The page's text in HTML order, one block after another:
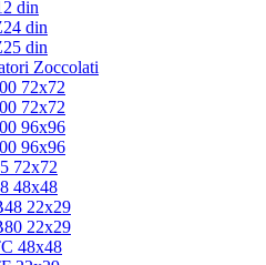
din
din
din
Zoccolati
72x72
72x72
96x96
96x96
72x72
48x48
22x29
22x29
48x48